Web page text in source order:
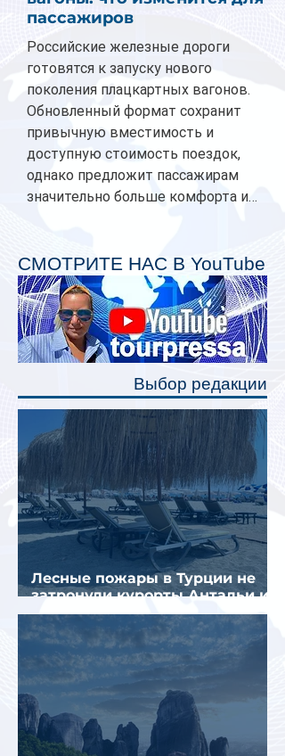
пассажиров
Российские железные дороги
готовятся к запуску нового
поколения плацкартных вагонов.
Обновленный формат сохранит
привычную вместимость и
доступную стоимость поездок,
однако предложит пассажирам
значительно больше комфорта и
планируется начать в 2027 году.
Одним из главных нововведений
станут индивидуальные шторки у
каждого спального места. Они
позволят пассажирам закрыть свою
полку во время сна или отдыха,
СМОТРИТЕ НАС В YouTube
Выбор редакции
Лесные пожары в Турции не
затронули курорты Антальи и
Муглы